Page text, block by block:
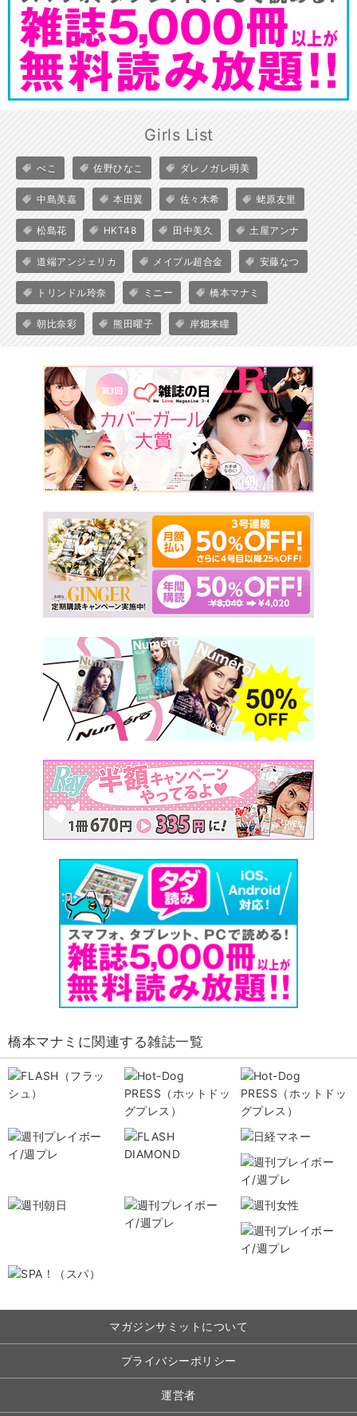
Girls List
ぺこ 佐野ひなこ ダレノガレ明美
中島美嘉 本田翼 佐々木希 蛯原友里
松島花 HKT48 田中美久 土屋アンナ
道端アンジェリカ メイプル超合金 安藤なつ
トリンドル玲奈 ミニー 橋本マナミ
朝比奈彩 熊田曜子 岸畑来瞳
橋本マナミに関連する雑誌一覧
マガジンサミットについて
プライバシーポリシー
運営者